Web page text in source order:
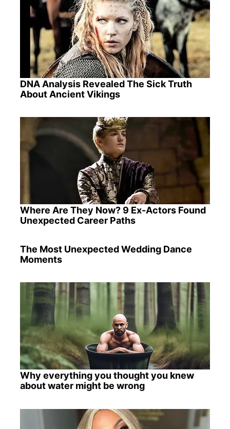
DNA Analysis Revealed The Sick Truth
About Ancient Vikings
Where Are They Now? 9 Ex-Actors Found
Unexpected Career Paths
The Most Unexpected Wedding Dance
Moments
Why everything you thought you knew
about water might be wrong